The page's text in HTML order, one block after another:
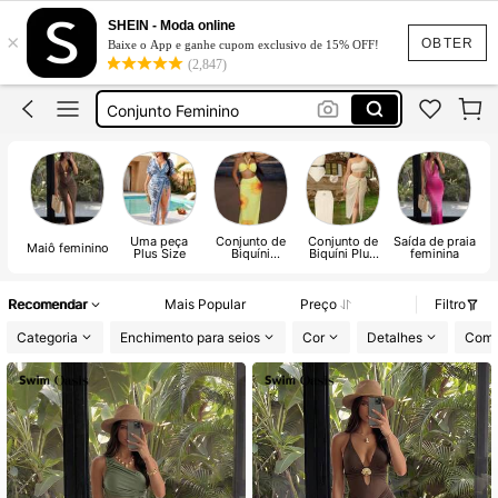
OBTER
×
SHEIN - Moda online
Baixe o App e ganhe cupom exclusivo de 15% OFF!
(2,847)
Vestido Feminino
Vestido
Vestido Longo
Conjunto Feminino
Vestido Feminino
Vestido
Maiô feminino Uma peça
Plus Size
Conjunto de
Biquíni
Conjunto de
Biquíni Plus
Saída de praia
feminina
Recomendar Mais Popular Preço
Filtro
Categoria
Enchimento para seios Cor Detalhes